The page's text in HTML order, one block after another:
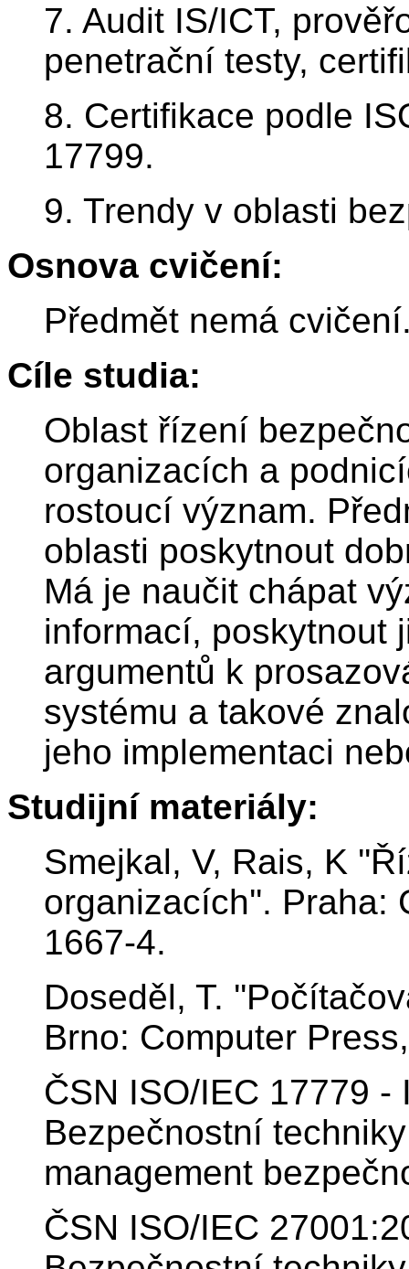
7. Audit IS/ICT,
penetrační testy,
8. Certifikace podle
17799.
9. Trendy v oblasti
Osnova cvičení:
Předmět nemá
Cíle studia:
Oblast řízení
organizacích a
rostoucí význam.
oblasti poskytnout
Má je naučit chápat
informací, poskytnout
argumentů k
systému a takové
jeho implementaci
Studijní materiály:
Smejkal, V, Rais, K
organizacích''. Praha:
1667-4.
Doseděl, T.
Brno: Computer
ČSN ISO/IEC 17779
Bezpečnostní
management
ČSN ISO/IEC